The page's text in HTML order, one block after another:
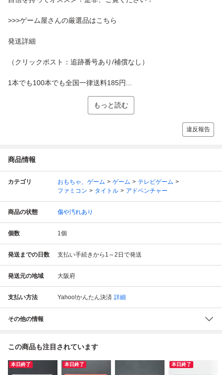
>>>ゲーム屋さんの厳選品はこちら
発送詳細
（クリックポスト：追跡番号あり/補償なし）
1本でも100本でも全国一律送料185円...
もっと読む
違反報告
商品情報
カテゴリ おもちゃ、ゲーム ゲーム
テレビゲーム
ファミコン
タイトル アドベンチャー
商品の状態 傷や汚れあり
個数 1個
発送までの日数 支払い手続きから1～2日で発送
発送元の地域 大阪府
支払い方法 Yahoo!かんたん決済 詳細
その他の情報
この商品も注目されています
本日終了 本日終了 本日終了